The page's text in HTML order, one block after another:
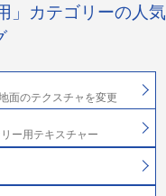
」カテゴリーの人気
面のテクスチャを変更
ー用テキスチャー